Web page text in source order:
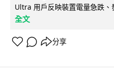
Ultra 用戶反映裝置電量急跌
全文
分享